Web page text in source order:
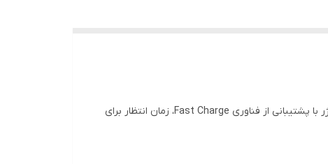
آداپتور شارژر 67 وات شیائومی یک انتخاب عالی برای کاربرانی است که به سرعت شارژ بالا و امنیت دستگاه اهمیت می‌دهند. این شارژر با پشتیبانی از فناوری Fast Charge، زمان انتظار برای